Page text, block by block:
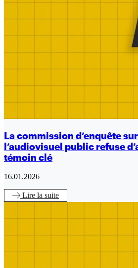
La commission d’enquête
l’audiovisuel public refuse
témoin clé
16.01.2026
Lire la suite